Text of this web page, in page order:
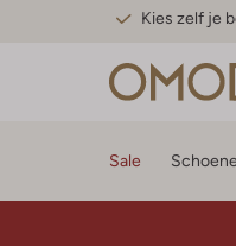
Kies zelf je
Sale